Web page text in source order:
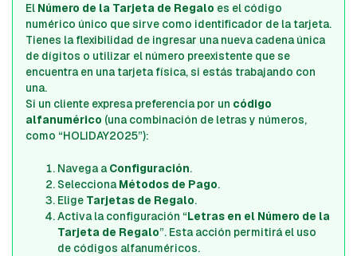
El Número de la Tarjeta de Regalo es el código
numérico único que sirve como identificador de la tarjeta.
Tienes la flexibilidad de ingresar una nueva cadena única
de dígitos o utilizar el número preexistente que se
encuentra en una tarjeta física, si estás trabajando con
una.
Si un cliente expresa preferencia por un código
alfanumérico (una combinación de letras y números,
como “HOLIDAY2025”):
Navega aConfiguración.
SeleccionaMétodos de Pago.
Elige Tarjetas de Regalo.
Activa la configuración “Letras en el Número de la
Tarjeta de Regalo”. Esta acción permitirá el uso
de códigos alfanuméricos.